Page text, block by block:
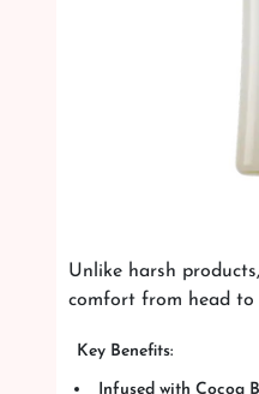
Unlike harsh
comfort from head to
Key Benefits:
Infused with Cocoa